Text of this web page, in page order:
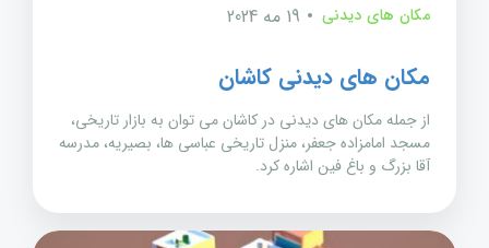
مکان های دیدنی 19 مه 2024
مکان های دیدنی کاشان
از جمله مکان های دیدنی در کاشان می توان به بازار تاریخی،
مسجد امامزاده جعفر، منزل تاریخی عباسی ها، بصیریه، مدرسه
آقا بزرگ و باغ فین اشاره کرد.